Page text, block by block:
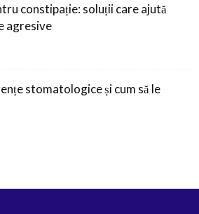
constipație: soluții care ajută
agresive
stomatologice și cum să le